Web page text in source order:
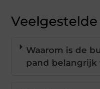
Waarom is de
pand belangrijk